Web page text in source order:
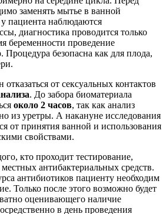
заменять мытье в ванной
пациента наблюдаются
диагностика проводится только
беременности проведение
Процедура безопасна как для плода,
от сексуальных контактов
. До забора биоматериала
около 2 часов, так как анализ
из уретры. А накануне исследования
от принятия ванной и использования
свойствами.
кто проходит тестирование,
антибактериальных средств.
антибиотиков пациенту необходим
Только после этого возможно будет
оценивающего наличие
в день проведения